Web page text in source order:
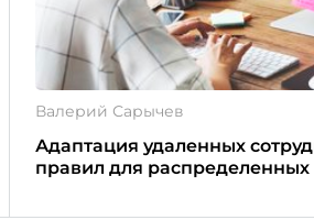
Валерий Сарычев
Адаптация удаленных
правил для